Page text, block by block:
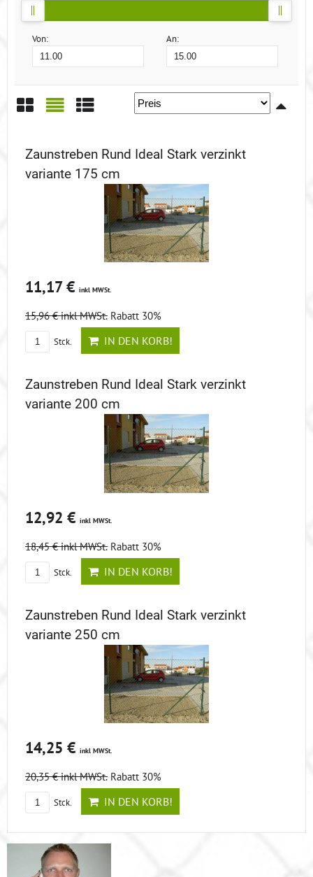
Von: An:
Zaunstreben Rund Ideal Stark verzinkt
variante 175 cm
11,17 € inkl MWSt.
15,96 €inkl MWSt. Rabatt 30%
Stck. IN DEN KORB!
Zaunstreben Rund Ideal Stark verzinkt
variante 200 cm
12,92 € inkl MWSt.
18,45 €inkl MWSt. Rabatt 30%
Stck. IN DEN KORB!
Zaunstreben Rund Ideal Stark verzinkt
variante 250 cm
14,25 € inkl MWSt.
20,35 €inkl MWSt. Rabatt 30%
Stck. IN DEN KORB!